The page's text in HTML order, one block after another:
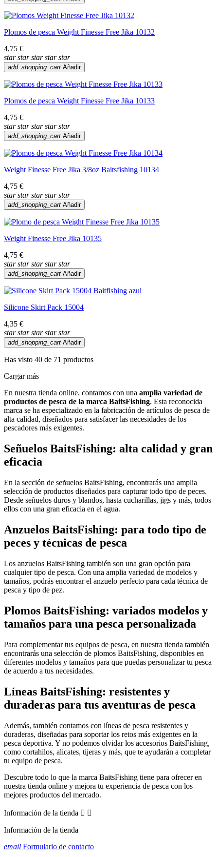
Plomos de pesca Weight Finesse Free Jika 10132
4,75 €
star star star star star
add_shopping_cart Añadir
Plomos de pesca Weight Finesse Free Jika 10133
4,75 €
star star star star star
add_shopping_cart Añadir
Weight Finesse Free Jika 3/8oz Baitsfishing 10134
4,75 €
star star star star star
add_shopping_cart Añadir
Weight Finesse Free Jika 10135
4,75 €
star star star star star
add_shopping_cart Añadir
Silicone Skirt Pack 15004
4,35 €
star star star star star
add_shopping_cart Añadir
Has visto 40 de 71 productos
Cargar más
En nuestra tienda online, contamos con una amplia variedad de
productos de pesca de la marca BaitsFishing. Esta reconocida
marca se ha especializado en la fabricación de artículos de pesca de
alta calidad, diseñados para satisfacer las necesidades de los
pescadores más exigentes.
Señuelos BaitsFishing: alta calidad y gran
eficacia
En la sección de señuelos BaitsFishing, encontrarás una amplia
selección de productos diseñados para capturar todo tipo de peces.
Desde señuelos duros y blandos, hasta cucharillas, jigs y más, todos
ellos con una gran eficacia en el agua.
Anzuelos BaitsFishing: para todo tipo de
peces y técnicas de pesca
Los anzuelos BaitsFishing también son una gran opción para
cualquier tipo de pesca. Con una amplia variedad de modelos y
tamaños, podrás encontrar el anzuelo perfecto para cada técnica de
pesca y tipo de pez.
Plomos BaitsFishing: variados modelos y
tamaños para una pesca personalizada
Para complementar tus equipos de pesca, en nuestra tienda también
encontrarás una selección de plomos BaitsFishing, disponibles en
diferentes modelos y tamaños para que puedas personalizar tu pesca
de acuerdo a tus necesidades.
Líneas BaitsFishing: resistentes y
duraderas para tus aventuras de pesca
Además, también contamos con líneas de pesca resistentes y
duraderas, diseñadas para soportar los retos más exigentes en la
pesca deportiva. Y no podemos olvidar los accesorios BaitsFishing,
como cortahilos, alicates, tijeras y más, que te ayudarán a completar
tu equipo de pesca.
Descubre todo lo que la marca BaitsFishing tiene para ofrecer en
nuestra tienda online y mejora tu experiencia de pesca con los
mejores productos del mercado.
Información de la tienda  
Información de la tienda
email Formulario de contacto